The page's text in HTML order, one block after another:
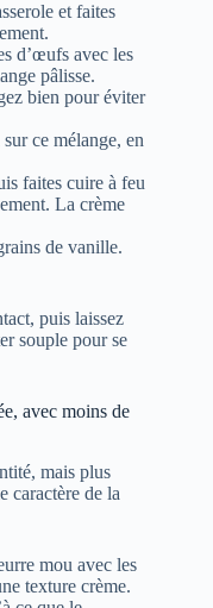
et faites
d’œufs avec les
pâlisse.
bien pour éviter
ce mélange, en
faites cuire à feu
La crème
de vanille.
puis laissez
souple pour se
avec moins de
mais plus
caractère de la
mou avec les
texture crème.